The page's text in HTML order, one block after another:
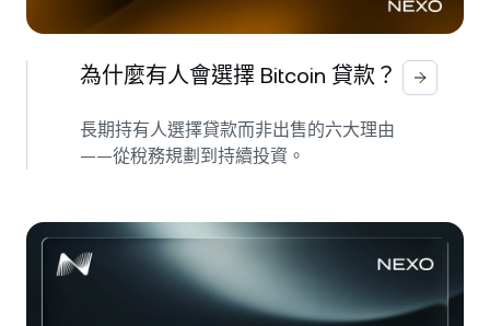
為什麼有人會選擇 Bitcoin 貸款？
長期持有人選擇貸款而非出售的六大理由
——從稅務規劃到持續投資。